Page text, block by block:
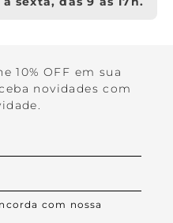
10% OFF em sua
novidades com
com nossa